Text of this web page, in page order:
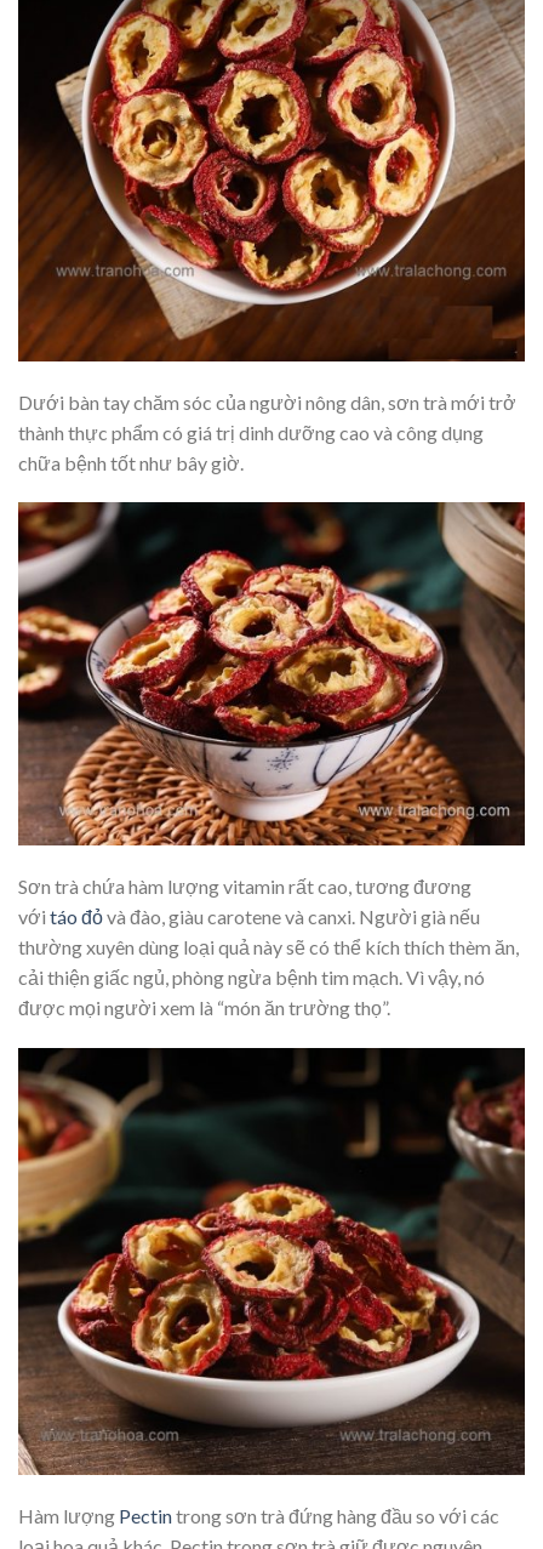
Dưới bàn tay chăm sóc của người nông dân, sơn trà mới trở
thành thực phẩm có giá trị dinh dưỡng cao và công dụng
chữa bệnh tốt như bây giờ.
Sơn trà chứa hàm lượng vitamin rất cao, tương đương
với táo đỏvà đào, giàu carotene và canxi. Người già nếu
thường xuyên dùng loại quả này sẽ có thể kích thích thèm ăn,
cải thiện giấc ngủ, phòng ngừa bệnh tim mạch. Vì vậy, nó
được mọi người xem là “món ăn trường thọ”.
Hàm lượng Pectintrong sơn trà đứng hàng đầu so với các